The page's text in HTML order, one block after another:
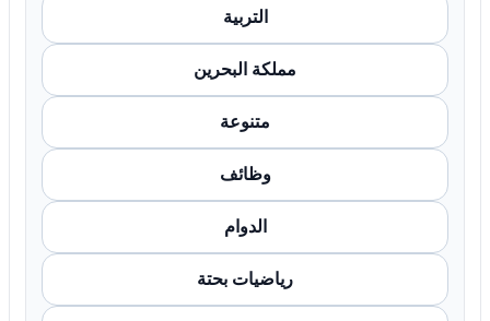
التربية
مملكة البحرين
متنوعة
وظائف
الدوام
رياضيات بحتة